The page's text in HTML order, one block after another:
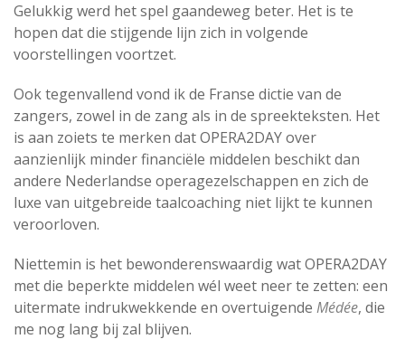
Gelukkig werd het spel gaandeweg beter. Het is te
hopen dat die stijgende lijn zich in volgende
voorstellingen voortzet.
Ook tegenvallend vond ik de Franse dictie van de
zangers, zowel in de zang als in de spreekteksten. Het
is aan zoiets te merken dat OPERA2DAY over
aanzienlijk minder financiële middelen beschikt dan
andere Nederlandse operagezelschappen en zich de
luxe van uitgebreide taalcoaching niet lijkt te kunnen
veroorloven.
Niettemin is het bewonderenswaardig wat OPERA2DAY
met die beperkte middelen wél weet neer te zetten: een
uitermate indrukwekkende en overtuigende Médée, die
me nog lang bij zal blijven.